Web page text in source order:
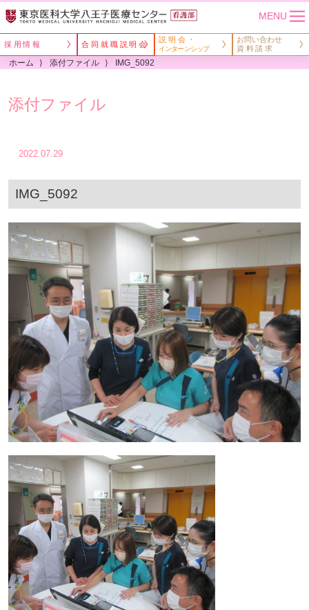
MENU
採用情報 合同就職説明会
説明会・
インターンシップ
お問い合わせ
資料請求
ホーム
添付ファイル IMG_5092
添付ファイル
2022.07.29
IMG_5092
看護部理念・看護部長挨拶
専門看護師・認定看護師の紹介
私たちの看護
出身校一覧
人材育成
看護継続教育
クリニカルラダーシステム
院内研修構造図
新人ナース教育
eラーニング
キャリア開発支援
研修会・勉強会
募集要項
正職員（新卒・既卒）募集
臨時職員募集